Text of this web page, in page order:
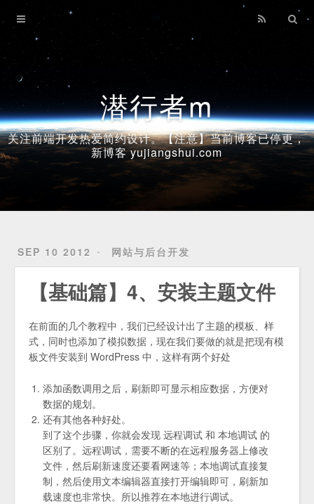
潜行者m
关注前端开发热爱简约设计。【注意】当前博客已停更，
新博客 yujiangshui.com
SEP 10 2012 网站与后台开发
【基础篇】4、安装主题文件
在前面的几个教程中，我们已经设计出了主题的模板、样
式，同时也添加了模拟数据，现在我们要做的就是把现有模
板文件安装到 WordPress 中，这样有两个好处
添加函数调用之后，刷新即可显示相应数据，方便对
数据的规划。
还有其他各种好处。
到了这个步骤，你就会发现 远程调试 和 本地调试 的
区别了。远程调试，需要不断的在远程服务器上修改
文件，然后刷新速度还要看网速等；本地调试直接复
制，然后使用文本编辑器直接打开编辑即可，刷新加
载速度也非常快。所以推荐在本地进行调试。
Home